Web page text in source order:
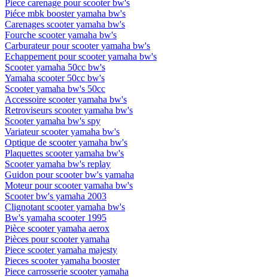
Piece carenage pour scooter bw's
Piéce mbk booster yamaha bw's
Carenages scooter yamaha bw's
Fourche scooter yamaha bw's
Carburateur pour scooter yamaha bw's
Echappement pour scooter yamaha bw's
Scooter yamaha 50cc bw's
Yamaha scooter 50cc bw's
Scooter yamaha bw's 50cc
Accessoire scooter yamaha bw's
Retroviseurs scooter yamaha bw's
Scooter yamaha bw's spy
Variateur scooter yamaha bw's
Optique de scooter yamaha bw's
Plaquettes scooter yamaha bw's
Scooter yamaha bw's replay
Guidon pour scooter bw's yamaha
Moteur pour scooter yamaha bw's
Scooter bw's yamaha 2003
Clignotant scooter yamaha bw's
Bw's yamaha scooter 1995
Pièce scooter yamaha aerox
Pièces pour scooter yamaha
Piece scooter yamaha majesty
Pieces scooter yamaha booster
Piece carrosserie scooter yamaha